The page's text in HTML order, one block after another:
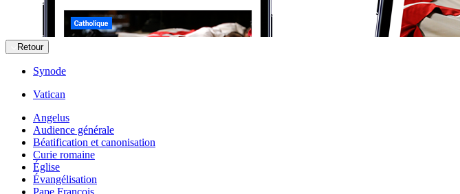
Retour
Synode
Vatican
Angelus
Audience générale
Béatification et canonisation
Curie romaine
Église
Évangélisation
Pape François